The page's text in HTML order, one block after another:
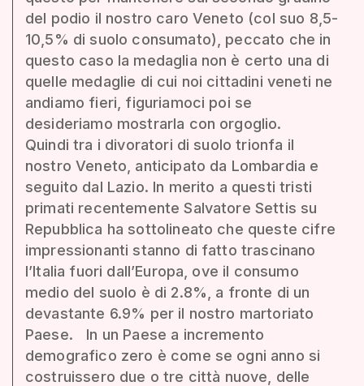
del podio il nostro caro Veneto (col suo 8,5-
10,5% di suolo consumato), peccato che in
questo caso la medaglia non è certo una di
quelle medaglie di cui noi cittadini veneti ne
andiamo fieri, figuriamoci poi se
desideriamo mostrarla con orgoglio.
Quindi tra i divoratori di suolo trionfa il
nostro Veneto, anticipato da Lombardia e
seguito dal Lazio. In merito a questi tristi
primati recentemente Salvatore Settis su
Repubblica ha sottolineato che queste cifre
impressionanti stanno di fatto trascinano
l’Italia fuori dall’Europa, ove il consumo
medio del suolo è di 2.8%, a fronte di un
devastante 6.9% per il nostro martoriato
Paese. In un Paese a incremento
demografico zero è come se ogni anno si
costruissero due o tre città nuove, delle